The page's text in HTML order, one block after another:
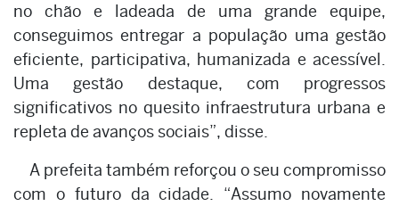
no chão e ladeada de uma grande equipe,
conseguimos entregar a população uma gestão
eficiente, participativa, humanizada e acessível.
Uma gestão destaque, com progressos
significativos no quesito infraestrutura urbana e
repleta de avanços sociais”, disse.
A prefeita também reforçou o seu compromisso
com o futuro da cidade. “Assumo novamente